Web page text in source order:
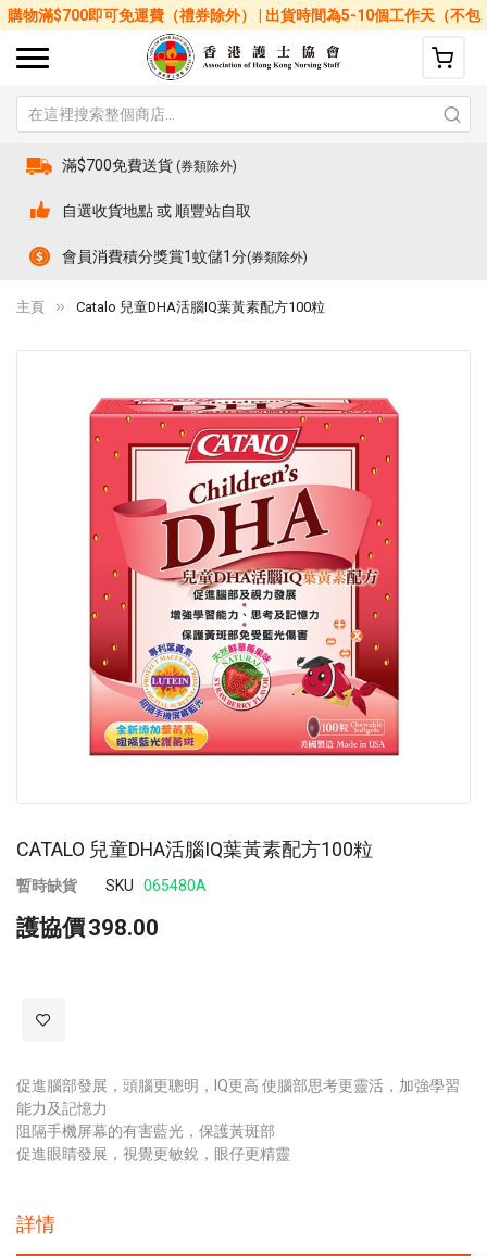
購物滿$700即可免運費（禮券除外） | 出貨時間為5-10個工作天（不包
括星期六、日及公眾假期）
滿$700免費送貨 (券類除外)
自選收貨地點 或 順豐站自取
會員消費積分獎賞1蚊儲1分(券類除外)
主頁 Catalo 兒童DHA活腦IQ葉黃素配方100粒
CATALO 兒童DHA活腦IQ葉黃素配方100粒
暫時缺貨 SKU 065480A
護協價398.00
促進腦部發展，頭腦更聰明，IQ更高 使腦部思考更靈活，加強學習
能力及記憶力
阻隔手機屏幕的有害藍光，保護黃斑部
促進眼睛發展，視覺更敏銳，眼仔更精靈
詳情